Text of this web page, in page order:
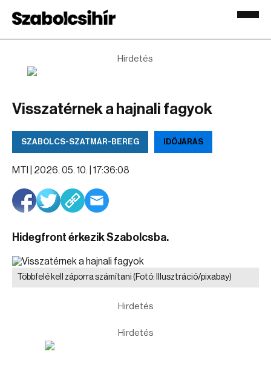
Hirdetés
Visszatérnek a hajnali fagyok
SZABOLCS-SZATMÁR-BEREG IDŐJÁRÁS
MTI | 2026. 05. 10. | 17:36:08
Hidegfront érkezik Szabolcsba.
Többfelé kell záporra számítani (Fotó: Illusztráció/pixabay)
Hirdetés
Hirdetés